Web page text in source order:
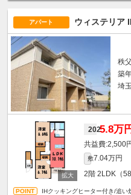
アパート ウィステリア
秩
築
埼
2025.8万
2,500
敷7.04万円
2階 2LDK（
IHクッキングヒーター付き/追い